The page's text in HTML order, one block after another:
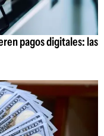
pagos digitales: las